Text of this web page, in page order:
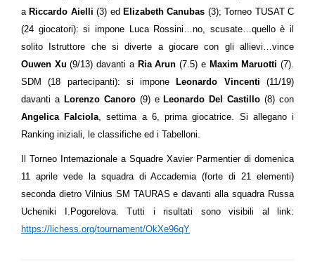
aRiccardo Aielli (3) edElizabeth Canubas (3); Torneo TUSAT C
(24 giocatori): si impone Luca Rossini…no, scusate…quello è il
solito Istruttore che si diverte a giocare con gli allievi…vince
Ouwen Xu (9/13) davanti a Ria Arun (7.5) e Maxim Maruotti (7).
SDM (18 partecipanti): si imponeLeonardo Vincenti (11/19)
davanti a Lorenzo Canoro(9) eLeonardo Del Castillo (8) con
Angelica Falciola , settima a 6, prima giocatrice. Si allegano i
Ranking iniziali, le classifiche ed i Tabelloni.
Il Torneo Internazionale a Squadre Xavier Parmentier di domenica
11 aprile vede la squadra di Accademia (forte di 21 elementi)
seconda dietro Vilnius SM TAURAS e davanti alla squadra Russa
Ucheniki I.Pogorelova. Tutti i risultati sono visibili al link:
https://lichess.org/tournament/OkXe96qY